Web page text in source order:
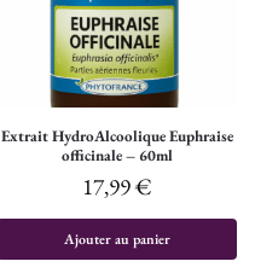
Extrait HydroAlcoolique Euphraise
officinale – 60ml
17,99€
Ajouter au panier